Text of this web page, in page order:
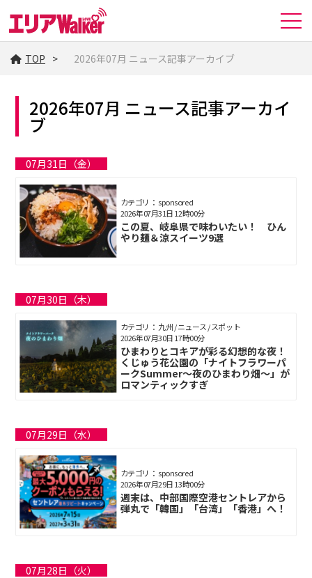
TOP 2026年07月 ニュース記事アーカイブ
2026年07月 ニュース記事アーカイ
ブ
07月31日（金）
カテゴリ： sponsored
この夏、岐阜県で味わいたい！ ひん
やり麺＆涼スイーツ9選
2026年07月31日 12時00分
07月30日（木）
カテゴリ： 九州 / ニュース / スポット
ひまわりとコキアが彩る幻想的な夜！
くじゅう花公園の「ナイトフラワーパ
ークSummer〜夜のひまわり畑〜」が
ロマンティックすぎ
2026年07月30日 17時00分
07月29日（水）
カテゴリ： sponsored
週末は、中部国際空港セントレアから
弾丸で「韓国」「台湾」「香港」へ！
2026年07月29日 13時00分
07月28日（火）